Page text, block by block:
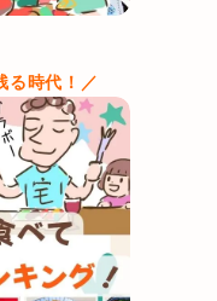
る時代！／